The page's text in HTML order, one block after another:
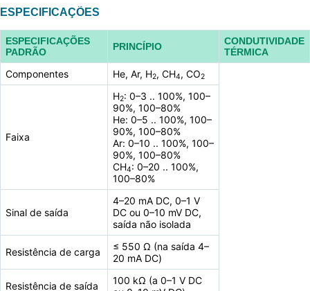
ESPECIFICAÇÕES
ESPECIFICAÇÕES
PADRÃO
PRINCÍPIO
CONDUTIVIDADE
TÉRMICA
Componentes He, Ar, H2, CH4, CO2
Faixa
H2: 0–3 .. 100%, 100–
90%, 100–80%
He: 0–5 .. 100%, 100–
90%, 100–80%
Ar: 0–10 .. 100%, 100–
90%, 100–80%
CH4: 0–20 .. 100%,
100–80%
Sinal de saída
4–20 mA DC, 0–1 V
DC ou 0–10 mV DC,
saída não isolada
Resistência de carga
≤ 550 Ω (na saída 4–
20 mA DC)
Resistência de saída
100 kΩ (a 0–1 V DC